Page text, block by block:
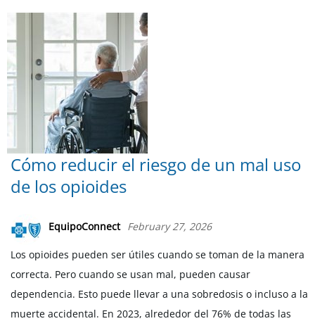
Cómo reducir el riesgo de un mal uso
de los opioides
EquipoConnect February 27, 2026
Los opioides pueden ser útiles cuando se toman de la manera
correcta. Pero cuando se usan mal, pueden causar
dependencia. Esto puede llevar a una sobredosis o incluso a la
muerte accidental. En 2023, alrededor del 76% de todas las